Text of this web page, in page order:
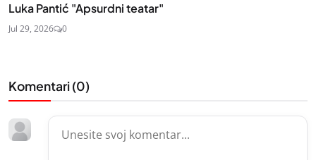
Luka Pantić "Apsurdni teatar"
Jul 29, 2026 0
Komentari (0)